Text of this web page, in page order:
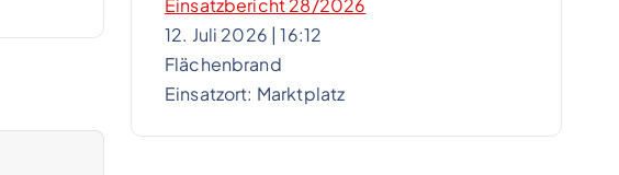
Einsatzbericht 28/2026
12. Juli 2026 |16:12
Flächenbrand
Einsatzort: Marktplatz